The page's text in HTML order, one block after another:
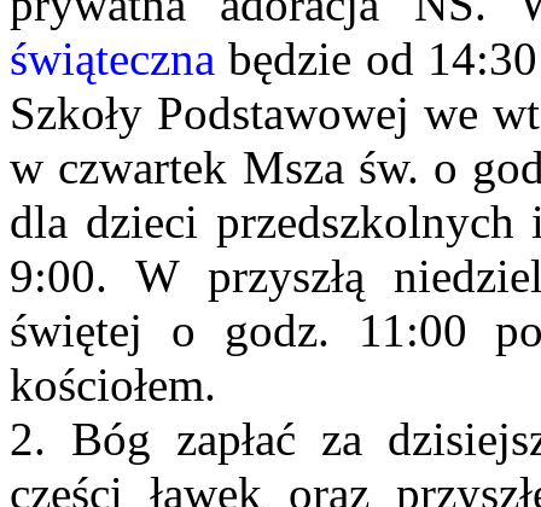
świąteczna będzie od
Szkoły Podstawowej we
w czwartek Msza św. o
dla dzieci
9:00. W przyszłą
świętej o godz. 11:00
kościołem.
2. Bóg zapłać za
części ławek oraz